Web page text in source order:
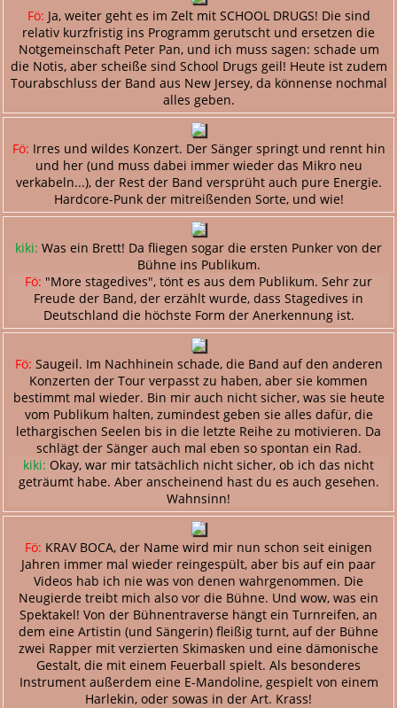
Fö: Ja, weiter geht es im Zelt mit SCHOOL DRUGS! Die sind
relativ kurzfristig ins Programm gerutscht und ersetzen die
Notgemeinschaft Peter Pan, und ich muss sagen: schade um
die Notis, aber scheiße sind School Drugs geil! Heute ist zudem
Tourabschluss der Band aus New Jersey, da könnense nochmal
alles geben.
Fö: Irres und wildes Konzert. Der Sänger springt und rennt hin
und her (und muss dabei immer wieder das Mikro neu
verkabeln...), der Rest der Band versprüht auch pure Energie.
Hardcore-Punk der mitreißenden Sorte, und wie!
kiki: Was ein Brett! Da fliegen sogar die ersten Punker von der
Bühne ins Publikum.
Fö: "More stagedives", tönt es aus dem Publikum. Sehr zur
Freude der Band, der erzählt wurde, dass Stagedives in
Deutschland die höchste Form der Anerkennung ist.
Fö: Saugeil. Im Nachhinein schade, die Band auf den anderen
Konzerten der Tour verpasst zu haben, aber sie kommen
bestimmt mal wieder. Bin mir auch nicht sicher, was sie heute
vom Publikum halten, zumindest geben sie alles dafür, die
lethargischen Seelen bis in die letzte Reihe zu motivieren. Da
schlägt der Sänger auch mal eben so spontan ein Rad.
kiki: Okay, war mir tatsächlich nicht sicher, ob ich das nicht
geträumt habe. Aber anscheinend hast du es auch gesehen.
Wahnsinn!
Fö: KRAV BOCA, der Name wird mir nun schon seit einigen
Jahren immer mal wieder reingespült, aber bis auf ein paar
Videos hab ich nie was von denen wahrgenommen. Die
Neugierde treibt mich also vor die Bühne. Und wow, was ein
Spektakel! Von der Bühnentraverse hängt ein Turnreifen, an
dem eine Artistin (und Sängerin) fleißig turnt, auf der Bühne
zwei Rapper mit verzierten Skimasken und eine dämonische
Gestalt, die mit einem Feuerball spielt. Als besonderes
Instrument außerdem eine E-Mandoline, gespielt von einem
Harlekin, oder sowas in der Art. Krass!